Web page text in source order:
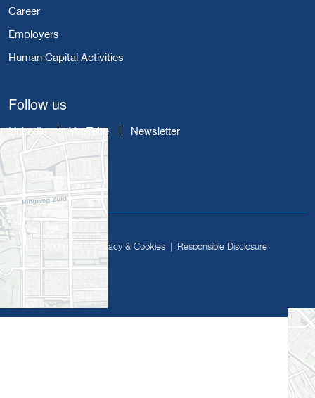
Career
Employers
Human Capital Activities
Follow us
LinkedIn YouTube Newsletter
Disclaimer Privacy & Cookies Responsible Disclosure